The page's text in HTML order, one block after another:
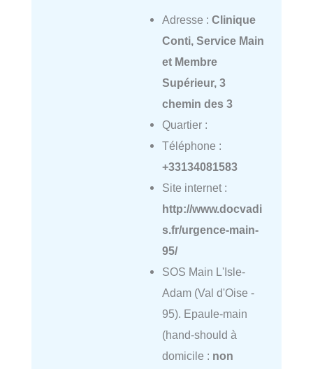
Adresse : Clinique
Conti, Service Main
et Membre
Supérieur, 3
chemin des 3
Quartier :
Téléphone :
+33134081583
Site internet :
http://www.docvadi
s.fr/urgence-main-
95/
SOS Main L'Isle-
Adam (Val d'Oise -
95). Epaule-main
(hand-should à
domicile : non